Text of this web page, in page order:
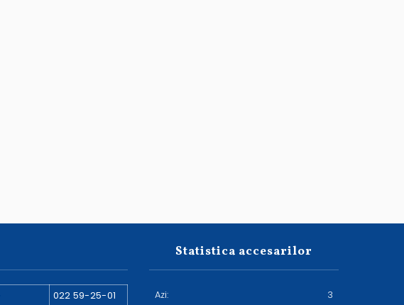
022 59-25-01
Statistica accesarilor
Azi: 3